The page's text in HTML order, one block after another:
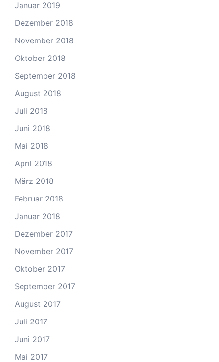
Januar 2019
Dezember 2018
November 2018
Oktober 2018
September 2018
August 2018
Juli 2018
Juni 2018
Mai 2018
April 2018
März 2018
Februar 2018
Januar 2018
Dezember 2017
November 2017
Oktober 2017
September 2017
August 2017
Juli 2017
Juni 2017
Mai 2017